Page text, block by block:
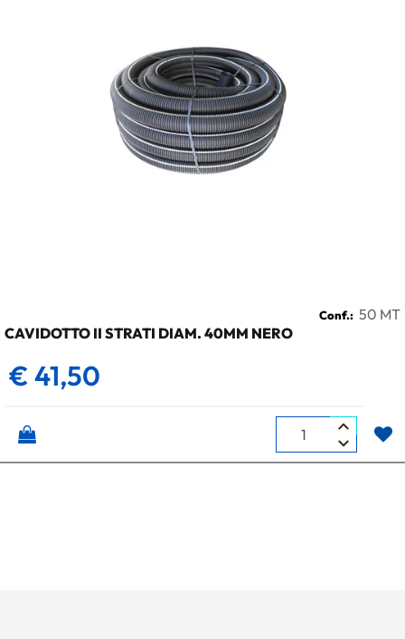
Conf.: 50 MT
CAVIDOTTO II STRATI DIAM. 40MM NERO
€ 41,50
Quantità